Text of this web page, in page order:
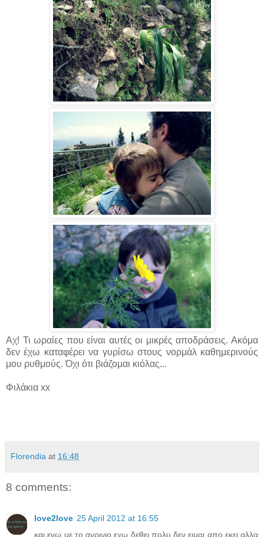
Αχ! Τι ωραίες που είναι αυτές οι μικρές αποδράσεις. Ακόμα
δεν έχω καταφέρει να γυρίσω στους νορμάλ καθημερινούς
μου ρυθμούς. Όχι ότι βιάζομαι κιόλας...
Φιλάκια xx
Florendia at 16:48
8 comments:
love2love 25 April 2012 at 16:55
και εγω με το αγρινιο εχω δεθει πολυ δεν ειμαι απο εκει αλλα